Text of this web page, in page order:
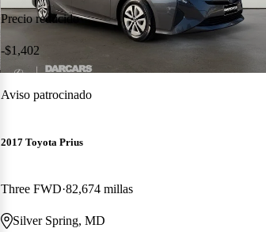
Precio reducido
-$1,402
Aviso patrocinado
2017 Toyota Prius
Three FWD 82,674 millas
Silver Spring, MD